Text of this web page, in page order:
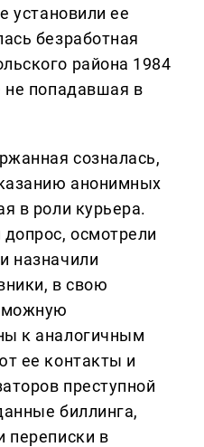
установили ее
безработная
района 1984
не попадавшая в
созналась,
анонимных
в роли курьера.
осмотрели
назначили
в свою
к аналогичным
ее контакты и
преступной
биллинга,
переписки в